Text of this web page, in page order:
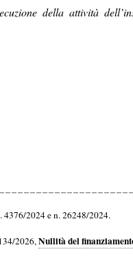
della attività
4376/2024 e n. 26248/2024.
2026,Nullità del